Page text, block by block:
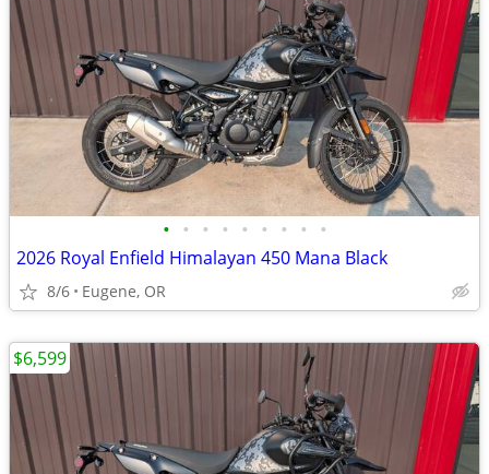
• • • • • • • • •
2026 Royal Enfield Himalayan 450 Mana Black
8/6 Eugene, OR
$6,599